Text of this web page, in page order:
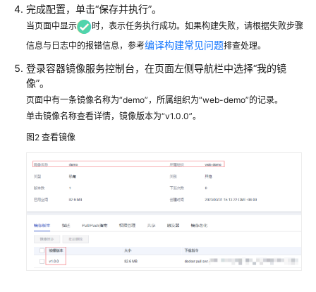
完成配置，单击“保存并执行”。
当页面中显示
时，表示任务执行成功。如果构建失败，请根据失败步骤
信息与日志中的报错信息，参考编译构建常见问题排查处理。
登录容器镜像服务控制台，在页面左侧导航栏中选择“我的镜
像”。
页面中有一条镜像名称为“demo”，所属组织为“web-demo”的记录。
单击镜像名称查看详情，镜像版本为“v1.0.0”。
图2 查看镜像